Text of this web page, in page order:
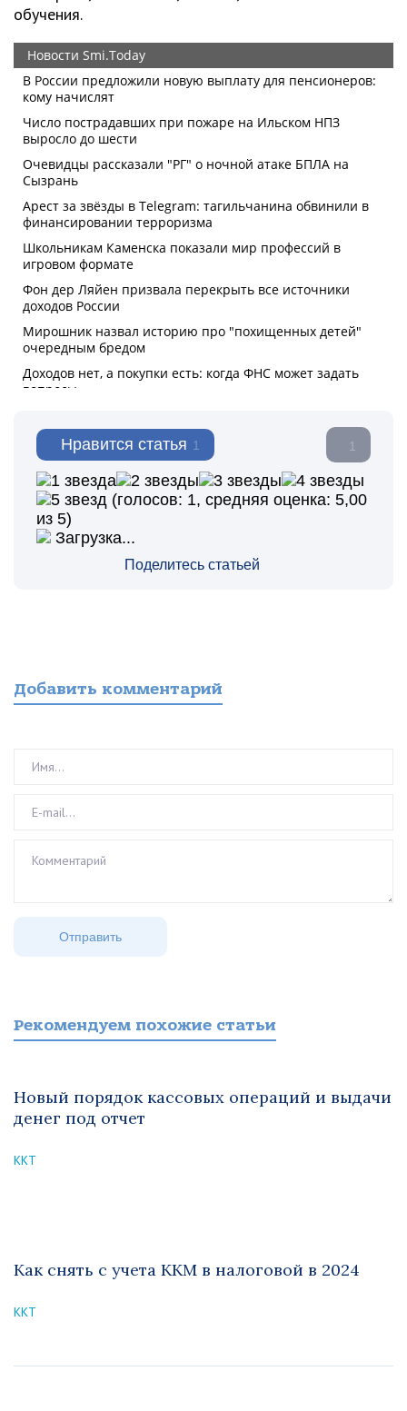
обучения.
Нравится статья 1 1
Поделитесь статьей
(голосов: 1, средняя оценка: 5,00
из 5)
Загрузка...
Добавить комментарий
Рекомендуем похожие статьи
Новый порядок кассовых операций и выдачи
денег под отчет
ККТ
Как снять с учета ККМ в налоговой в 2024
ККТ